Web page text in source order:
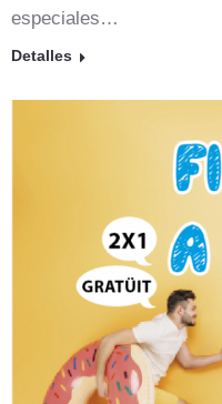
especiales…
Detalles